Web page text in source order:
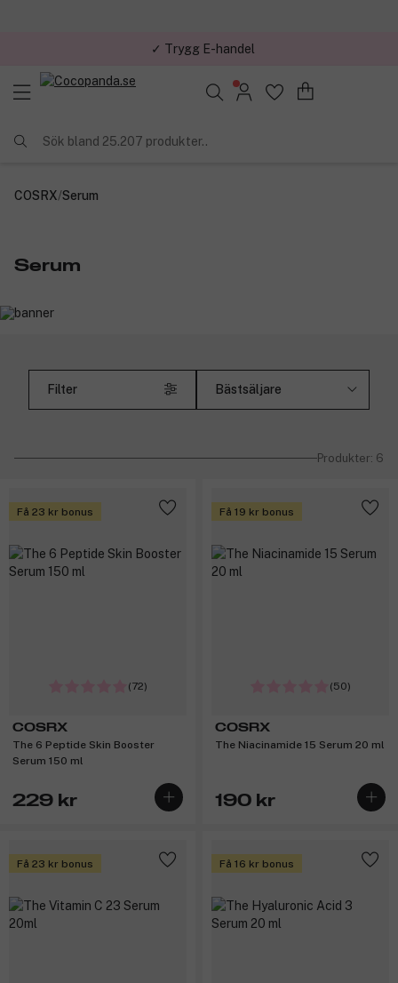
✓ Trygg E-handel
Sök bland 25.207 produkter..
COSRX/Serum
Serum
Filter
Produkter: 6
Få 23 kr bonus
(72)
COSRX
The 6 Peptide Skin Booster
Serum 150 ml
229 kr
Få 19 kr bonus
(50)
COSRX
The Niacinamide 15 Serum 20 ml
190 kr
Få 23 kr bonus Få 16 kr bonus